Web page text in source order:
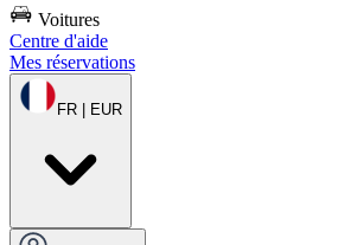
Voitures
Centre d'aide
Mes réservations
FR | EUR